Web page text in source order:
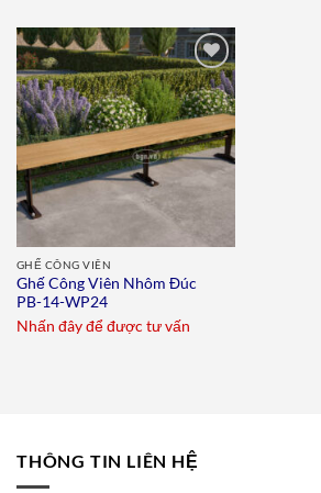
Add to
wishlist
GHẾ CÔNG VIÊN
Ghế Công Viên Nhôm Đúc
PB-14-WP24
Nhấn đây để được tư vấn
THÔNG TIN LIÊN HỆ